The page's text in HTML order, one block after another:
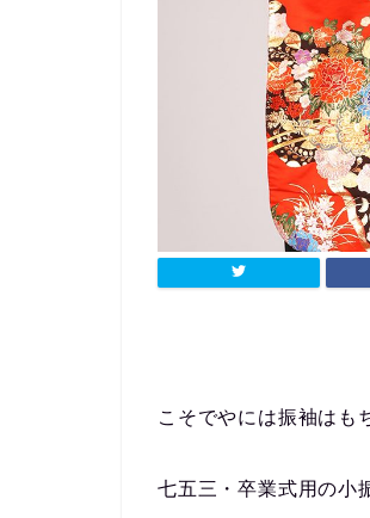
こそでやには振袖はも
七五三・卒業式用の小